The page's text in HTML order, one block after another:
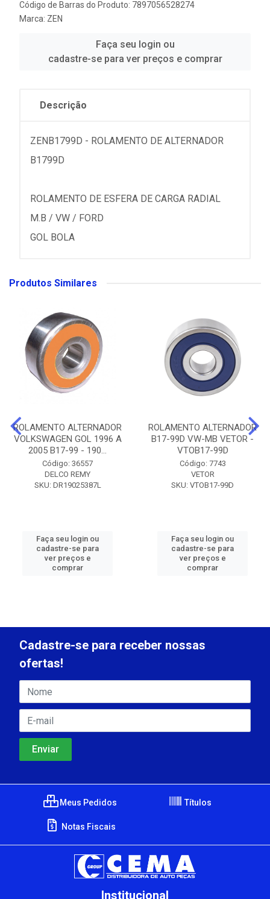
Código de Barras do Produto: 7897056528274
Marca: ZEN
Faça seu login ou
cadastre-se para ver preços e comprar
Descrição
ZENB1799D - ROLAMENTO DE ALTERNADOR
B1799D
ROLAMENTO DE ESFERA DE CARGA RADIAL
M.B / VW / FORD
GOL BOLA
Produtos Similares
ROLAMENTO ALTERNADOR
VOLKSWAGEN GOL 1996 A
2005 B17-99 - 190...
Código: 36557
DELCO REMY
SKU: DR19025387L
Faça seu login ou
cadastre-se para
ver preços e
comprar
ROLAMENTO ALTERNADOR
B17-99D VW-MB VETOR -
VTOB17-99D
Código: 7743
VETOR
SKU: VTOB17-99D
Faça seu login ou
cadastre-se para
ver preços e
comprar
Cadastre-se para receber nossas
ofertas!
Meus Pedidos Títulos
Notas Fiscais
Institucional